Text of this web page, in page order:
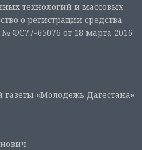
технологий и массовых
о регистрации средства
ФС77-65076 от 18 марта 2016
газеты «Молодежь Дагестана»